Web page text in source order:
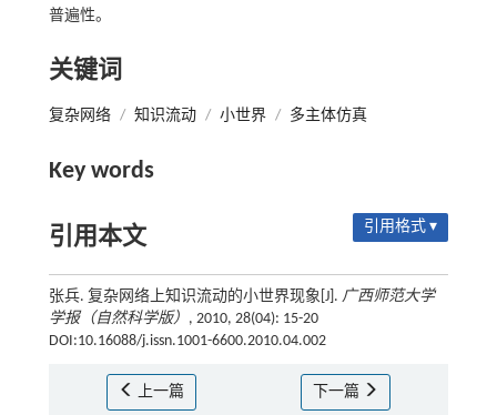
普遍性。
关键词
复杂网络 / 知识流动 / 小世界 / 多主体仿真
Key words
引用本文 引用格式 ▾
张兵. 复杂网络上知识流动的小世界现象[J]. 广西师范大学
学报（自然科学版） , 2010, 28(04): 15-20
DOI:10.16088/j.issn.1001-6600.2010.04.002
上一篇 下一篇